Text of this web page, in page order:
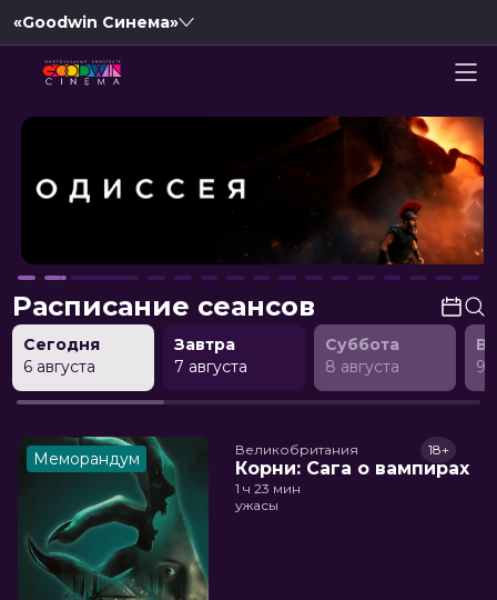
«Goodwin Синема»
Расписание сеансов
Сегодня
6 августа
Завтра
7 августа
Суббота
8 августа
9
Меморандум Великобритания
Корни: Сага о вампирах
18+
1 ч 23 мин
ужасы